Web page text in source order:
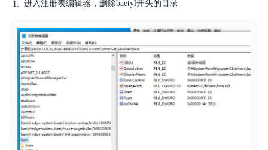
进入注册表编辑器，删除baetyl开头的目录